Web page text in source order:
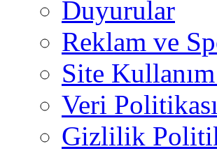
Duyurular
Reklam ve
Site
Veri Politikası
Gizlilik